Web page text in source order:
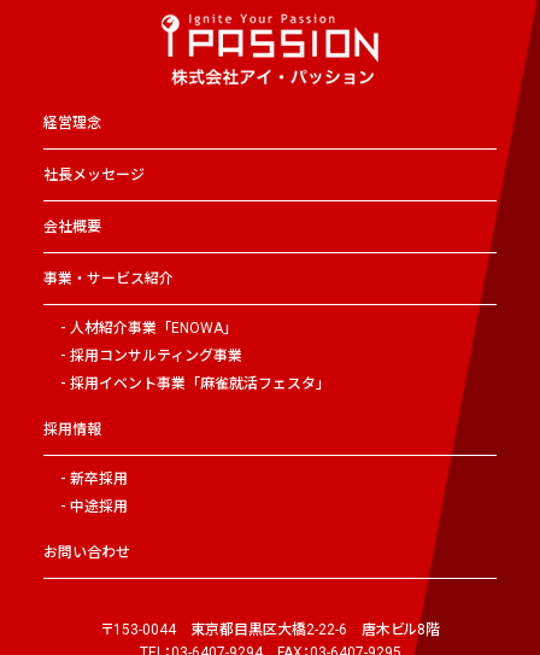
経営理念
社長メッセージ
会社概要
事業・サービス紹介
人材紹介事業「ENOWA」
採用コンサルティング事業
採用イベント事業「麻雀就活フェスタ」
採用情報
新卒採用
中途採用
お問い合わせ
〒153-0044 東京都目黒区大橋2-22-6 唐木ビル8階